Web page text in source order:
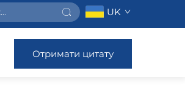
UK
Отримати цитату